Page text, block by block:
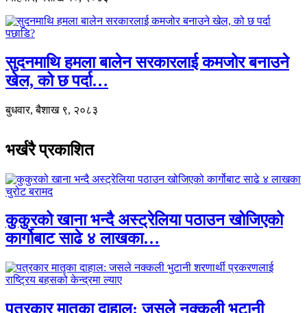
सुदनमाथि हमला बालेन सरकारलाई कमजोर बनाउने
खेल, को छ पर्दा…
बुधवार, बैशाख ९, २०८३
भर्खरै प्रकाशित
कुकुरको खाना भन्दै अस्ट्रेलिया पठाउन खोजिएको
कार्गोबाट साढे ४ लाखका…
पत्रकार मातृका दाहाल: जसले नक्कली भुटानी